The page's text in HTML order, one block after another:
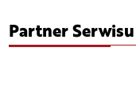
Partner Serwisu